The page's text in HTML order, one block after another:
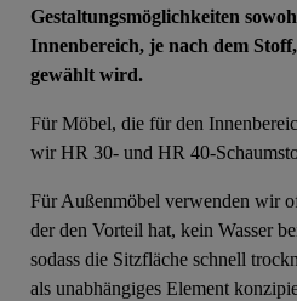
Gestaltungsmöglichkeiten
Innenbereich, je nach dem
gewählt wird.
Für Möbel, die für den
wir HR 30- und HR 40-
Für Außenmöbel verwenden wir
der den Vorteil hat, kein Wasser
sodass die Sitzfläche schnell
als unabhängiges Element